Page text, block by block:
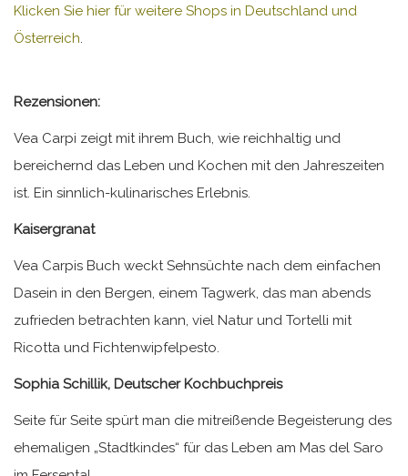
Klicken Sie hier für weitere Shops in Deutschland und
Österreich.
Rezensionen:
Vea Carpi zeigt mit ihrem Buch, wie reichhaltig und
bereichernd das Leben und Kochen mit den Jahreszeiten
ist. Ein sinnlich-kulinarisches Erlebnis.
Kaisergranat
Vea Carpis Buch weckt Sehnsüchte nach dem einfachen
Dasein in den Bergen, einem Tagwerk, das man abends
zufrieden betrachten kann, viel Natur und Tortelli mit
Ricotta und Fichtenwipfelpesto.
Sophia Schillik, Deutscher Kochbuchpreis
Seite für Seite spürt man die mitreißende Begeisterung des
ehemaligen „Stadtkindes“ für das Leben am Mas del Saro